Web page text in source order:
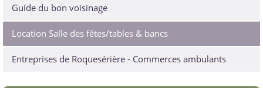
Guide du bon voisinage
Location Salle des fêtes/tables & bancs
Entreprises de Roquesérière - Commerces ambulants